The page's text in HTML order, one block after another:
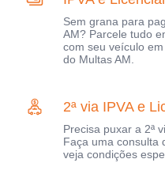
Sem grana para
AM? Parcele tudo
com seu veículo
do Multas AM.
2ª via IPVA e
Precisa puxar a 2ª
Faça uma consulta
veja condições